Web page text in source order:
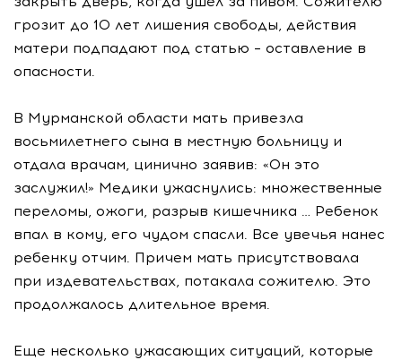
грозит до 10 лет лишения свободы, действия
матери подпадают под статью – оставление в
опасности.
В Мурманской области мать привезла
восьмилетнего сына в местную больницу и
отдала врачам, цинично заявив: «Он это
заслужил!» Медики ужаснулись: множественные
переломы, ожоги, разрыв кишечника … Ребенок
впал в кому, его чудом спасли. Все увечья нанес
ребенку отчим. Причем мать присутствовала
при издевательствах, потакала сожителю. Это
продолжалось длительное время.
Еще несколько ужасающих ситуаций, которые